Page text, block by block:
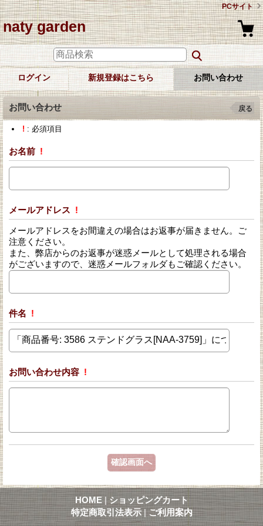
PCサイト
naty garden
ログイン 新規登録はこちら お問い合わせ
お問い合わせ 戻る
! : 必須項目
お名前 !
メールアドレス !
メールアドレスをお間違えの場合はお返事が届きません。ご
注意ください。
また、弊店からのお返事が迷惑メールとして処理される場合
がございますので、迷惑メールフォルダもご確認ください。
件名 !
お問い合わせ内容 !
HOME | ショッピングカート
特定商取引法表示 | ご利用案内